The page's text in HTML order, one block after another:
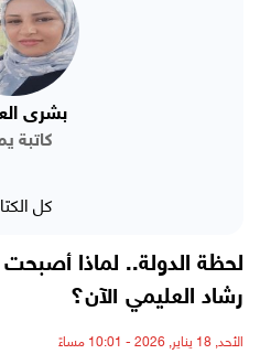
بشرى
كاتبة
كل
لحظة الدولة.. لماذا أصبحت
رشاد العليمي الآن؟
الأحد, 18 يناير, 2026 - 10:01 مساءً